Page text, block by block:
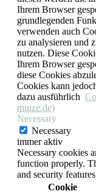
Ihrem Browser
grundlegenden
verwenden auch
zu analysieren und
nutzen. Diese
Ihrem Browser
diese Cookies
Cookies kann
dazu ausführlich
minze.de)
Necessary
Necessary
immer aktiv
Necessary cookies
function properly.
and security
Cookie